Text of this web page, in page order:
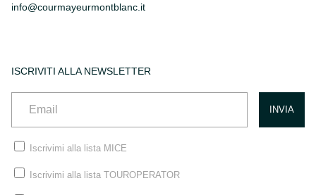
info@courmayeurmontblanc.it
ISCRIVITI ALLA NEWSLETTER
Iscrivimi alla lista MICE
Iscrivimi alla lista TOUROPERATOR